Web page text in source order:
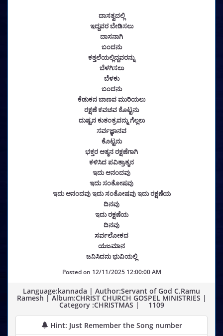
ದಾಸತ್ವದಲ್ಲಿ
ಇದ್ದವರ ಬೇಡಿಸಲು
ದಾಸನಾಗಿ
ಬಂದನು
ಕತ್ತಲೆಯಲ್ಲಿದ್ದವರನ್ನು
ಬೆಳಗಿಸಲು
ಬೆಳಕು
ಬಂದನು
ಕೆಡುಕನ ಬಾಣವ ಮುರಿಯಲು
ರಕ್ಷಣೆ ಕವಚವ ಕೊಟ್ಟನು
ದುಷ್ಟನ ಕುತಂತ್ರವನ್ನು ಗೆಲ್ಲಲು
ಸರ್ವಜ್ಞಾನವ
ಕೊಟ್ಟನು
ಭಕ್ತರ ಆತ್ಮನ ರಕ್ಷಣೆಗಾಗಿ
ಕಳಿಸಿದ ಪವಿತ್ರಾತ್ಮನ
ಇದು ಆನಂದವು
ಇದು ಸಂತೋಷವು
ಇದು ಆನಂದವು ಇದು ಸಂತೋಷವು ಇದು ರಕ್ಷಣೆಯ
ದಿನವು
ಇದು ರಕ್ಷಣೆಯ
ದಿನವು
ಸರ್ವಲೋಕದ
ಯಜಮಾನ
ಜನಿಸಿದನು ಭುವಿಯಲ್ಲಿ
Posted on 12/11/2025 12:00:00 AM
Language:kannada | Author:Servant of God C.Ramu
Ramesh | Album:CHRIST CHURCH GOSPEL MINISTRIES |
Category :CHRISTMAS | 1109
Hint: Just Remember the Song number